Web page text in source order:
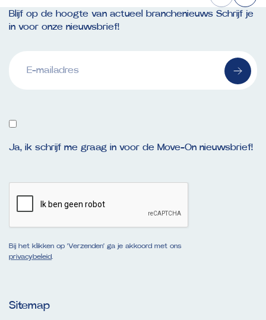
Blijf op de hoogte van actueel branchenieuws Schrijf je
in voor onze nieuwsbrief!
mailadres(Vereist)
Ja, ik schrijf me graag in voor de Move-On nieuwsbrief!
Bij het klikken op ‘Verzenden’ ga je akkoord met ons
privacybeleid
Sitemap